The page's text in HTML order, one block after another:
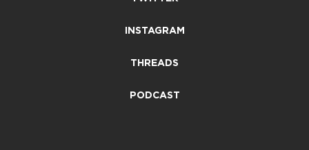
INSTAGRAM
THREADS
PODCAST